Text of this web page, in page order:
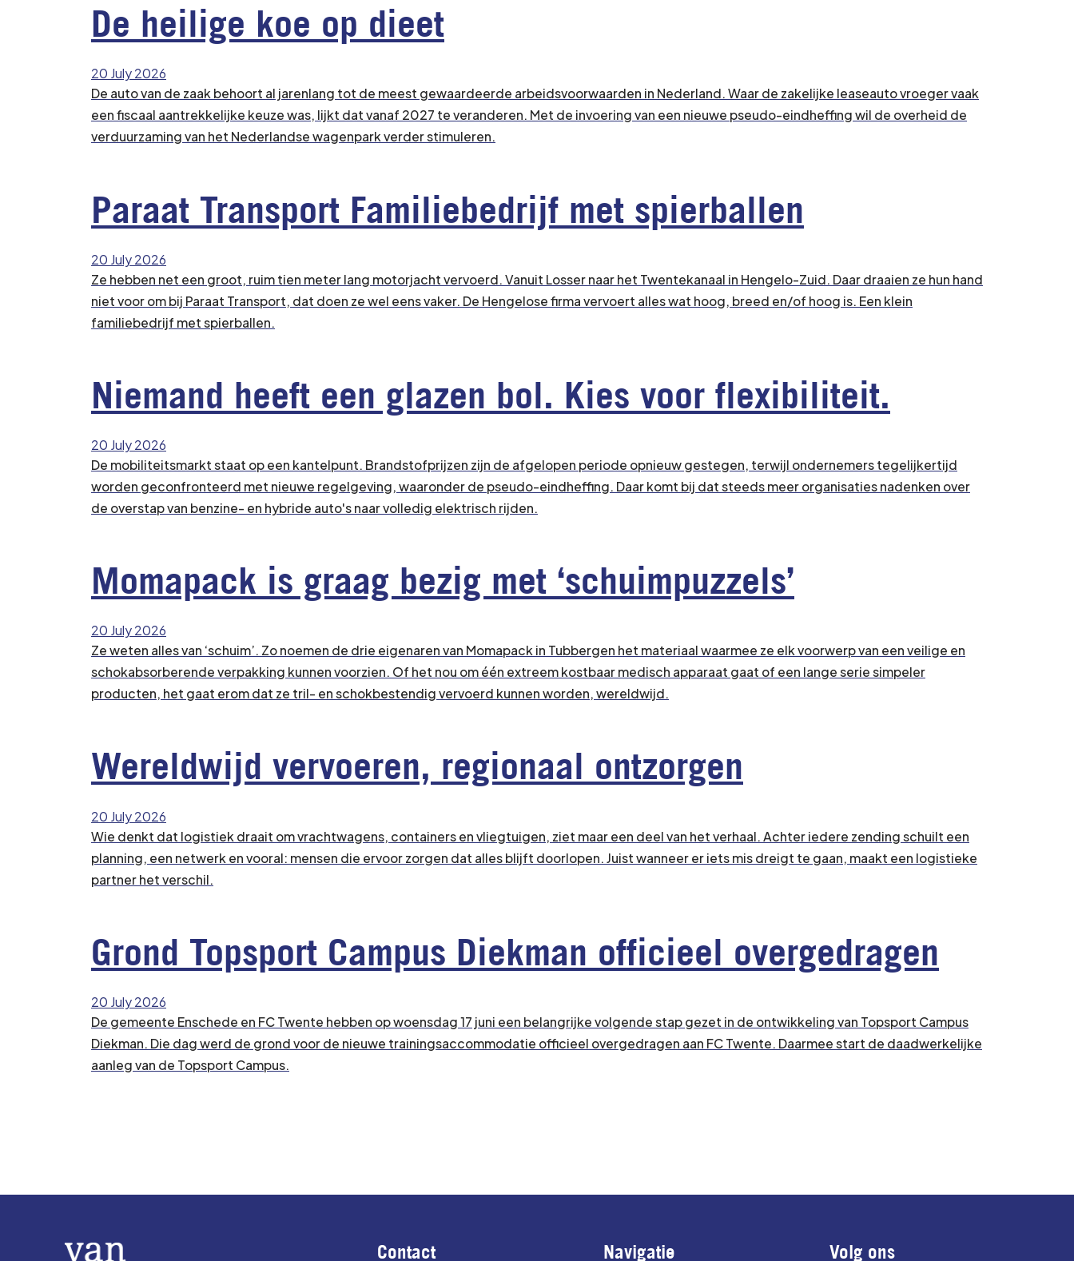
De heilige koe op dieet
20 July 2026
De auto van de zaak behoort al jarenlang tot de meest gewaardeerde arbeidsvoorwaarden in Nederland. Waar de zakelijke leaseauto vroeger vaak
een fiscaal aantrekkelijke keuze was, lijkt dat vanaf 2027 te veranderen. Met de invoering van een nieuwe pseudo-eindheffing wil de overheid de
verduurzaming van het Nederlandse wagenpark verder stimuleren.
Paraat Transport Familiebedrijf met spierballen
20 July 2026
Ze hebben net een groot, ruim tien meter lang motorjacht vervoerd. Vanuit Losser naar het Twentekanaal in Hengelo-Zuid. Daar draaien ze hun hand
niet voor om bij Paraat Transport, dat doen ze wel eens vaker. De Hengelose firma vervoert alles wat hoog, breed en/of hoog is. Een klein
familiebedrijf met spierballen.
Niemand heeft een glazen bol. Kies voor flexibiliteit.
20 July 2026
De mobiliteitsmarkt staat op een kantelpunt. Brandstofprijzen zijn de afgelopen periode opnieuw gestegen, terwijl ondernemers tegelijkertijd
worden geconfronteerd met nieuwe regelgeving, waaronder de pseudo-eindheffing. Daar komt bij dat steeds meer organisaties nadenken over
de overstap van benzine- en hybride auto's naar volledig elektrisch rijden.
Momapack is graag bezig met ‘schuimpuzzels’
20 July 2026
Ze weten alles van ‘schuim’. Zo noemen de drie eigenaren van Momapack in Tubbergen het materiaal waarmee ze elk voorwerp van een veilige en
schokabsorberende verpakking kunnen voorzien. Of het nou om één extreem kostbaar medisch apparaat gaat of een lange serie simpeler
producten, het gaat erom dat ze tril- en schokbestendig vervoerd kunnen worden, wereldwijd.
Wereldwijd vervoeren, regionaal ontzorgen
20 July 2026
Wie denkt dat logistiek draait om vrachtwagens, containers en vliegtuigen, ziet maar een deel van het verhaal. Achter iedere zending schuilt een
planning, een netwerk en vooral: mensen die ervoor zorgen dat alles blijft doorlopen. Juist wanneer er iets mis dreigt te gaan, maakt een logistieke
partner het verschil.
Grond Topsport Campus Diekman officieel overgedragen
20 July 2026
De gemeente Enschede en FC Twente hebben op woensdag 17 juni een belangrijke volgende stap gezet in de ontwikkeling van Topsport Campus
Diekman. Die dag werd de grond voor de nieuwe trainingsaccommodatie officieel overgedragen aan FC Twente. Daarmee start de daadwerkelijke
aanleg van de Topsport Campus.
Contact Navigatie Volg ons